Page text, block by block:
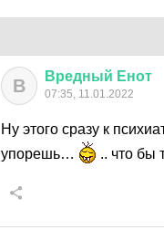
В Вредный Енот
07:35, 11.01.2022
Ну этого сразу к
упорешь…
.. что бы